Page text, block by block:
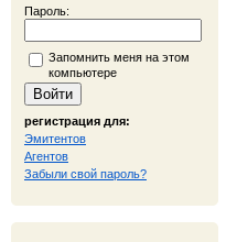
Пароль:
Запомнить меня на этом
компьютере
регистрация для:
Эмитентов
Агентов
Забыли свой пароль?